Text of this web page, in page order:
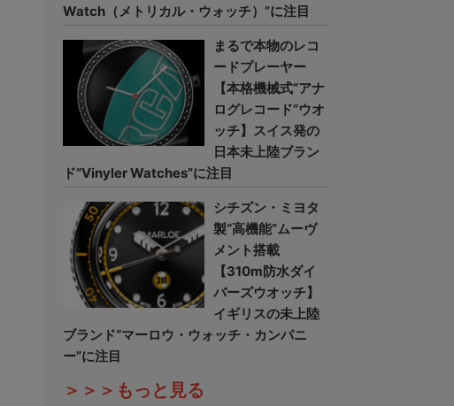
Watch（メトリカル・ウォッチ）”に注目
まるで本物のレコ
ードプレーヤー
【本格機械式“アナ
ログレコード”ウオ
ッチ】スイス発の
日本未上陸ブラン
ド“Vinyler Watches”に注目
シチズン・ミヨタ
製“高機能”ムーヴ
メント搭載
【310m防水ダイ
バーズウオッチ】
イギリスの未上陸
ブランド“マーロウ・ウォッチ・カンパニ
ー”に注目
＞＞＞もっと見る